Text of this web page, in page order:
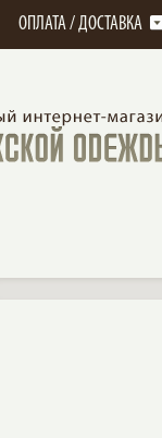
ОПЛАТА / ДОСТАВКА